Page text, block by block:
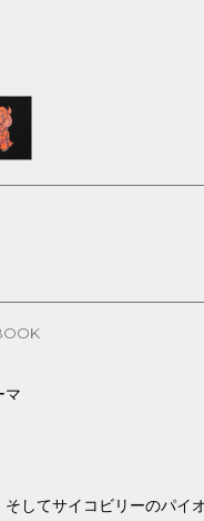
マ
してサイコビリーのパイ